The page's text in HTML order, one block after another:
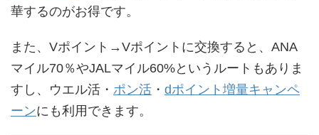
華するのがお得です。
また、Vポイント→Vポイントに交換すると、ANA
マイル70％やJALマイル60%というルートもありま
すし、ウエル活・ ポン活 ・ dポイント増量キャンペ
ーンにも利用できます。